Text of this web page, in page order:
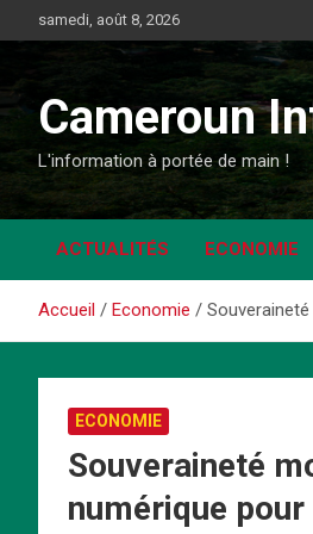
au
samedi, août 8, 2026
Cameroun
L'information à portée de main !
ACTUALITÉS ECONOMIE
Accueil Economie
ECONOMIE
Souveraineté
numérique